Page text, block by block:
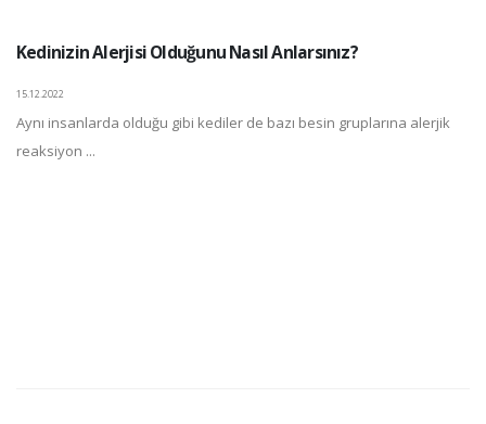
Kedinizin Alerjisi Olduğunu Nasıl Anlarsınız?
15.12.2022
Aynı insanlarda olduğu gibi kediler de bazı besin gruplarına alerjik
reaksiyon ...